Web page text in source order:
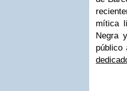
mítica
Negra
público